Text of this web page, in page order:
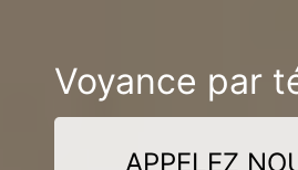
Voyance par
APPELEZ